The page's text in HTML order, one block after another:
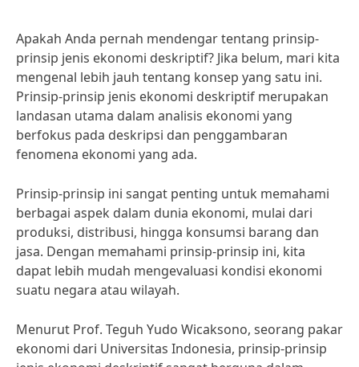
Apakah Anda pernah mendengar tentang prinsip-
prinsip jenis ekonomi deskriptif? Jika belum, mari kita
mengenal lebih jauh tentang konsep yang satu ini.
Prinsip-prinsip jenis ekonomi deskriptif merupakan
landasan utama dalam analisis ekonomi yang
berfokus pada deskripsi dan penggambaran
fenomena ekonomi yang ada.
Prinsip-prinsip ini sangat penting untuk memahami
berbagai aspek dalam dunia ekonomi, mulai dari
produksi, distribusi, hingga konsumsi barang dan
jasa. Dengan memahami prinsip-prinsip ini, kita
dapat lebih mudah mengevaluasi kondisi ekonomi
suatu negara atau wilayah.
Menurut Prof. Teguh Yudo Wicaksono, seorang pakar
ekonomi dari Universitas Indonesia, prinsip-prinsip